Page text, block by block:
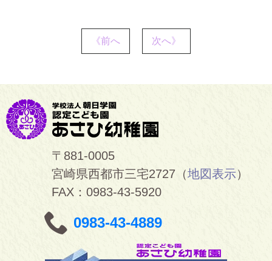
《前へ 次へ》
〒881-0005
宮崎県西都市三宅2727（地図表示）
FAX：0983-43-5920
0983-43-4889